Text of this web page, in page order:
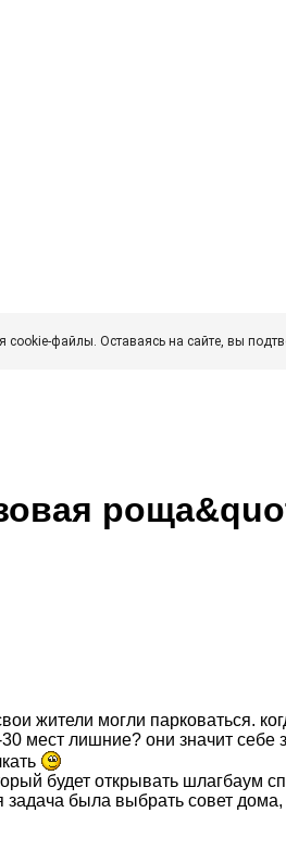
файлы. Оставаясь на сайте, вы
жители могли парковаться.
мест лишние? они значит
будет открывать шлагбаум
задача была выбрать совет